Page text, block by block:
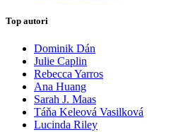
Top autori
Dominik Dán
Julie Caplin
Rebecca Yarros
Ana Huang
Sarah J. Maas
Táňa Keleová Vasilková
Lucinda Riley